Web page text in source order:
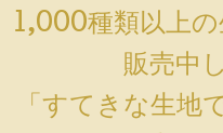
1,000種類以上の
販売中
「すてきな生地